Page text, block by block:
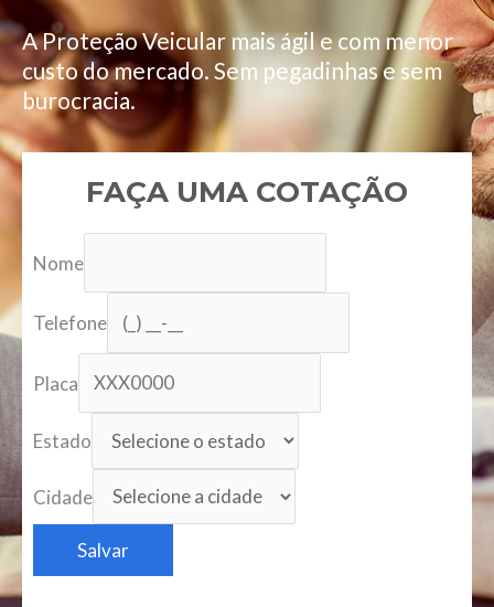
A Proteção Veicular mais ágil e com menor
custo do mercado. Sem pegadinhas e sem
burocracia.
FAÇA UMA COTAÇÃO
Nome
Telefone
Placa
Estado
Cidade
Salvar